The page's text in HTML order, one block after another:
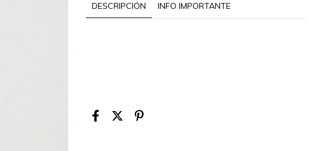
DESCRIPCIÓN INFO IMPORTANTE